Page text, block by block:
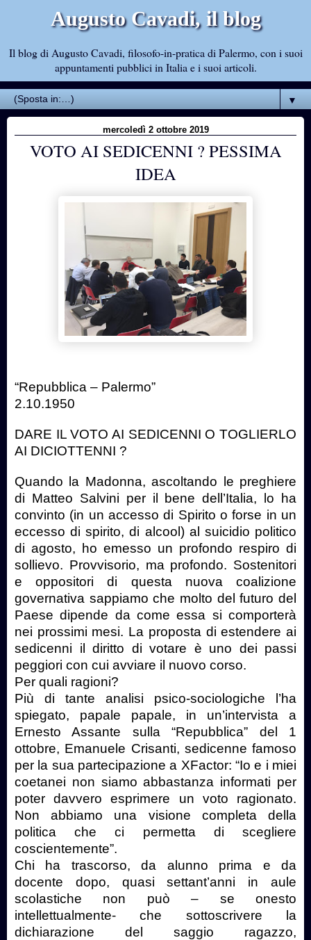
Augusto Cavadi, il blog
Il blog di Augusto Cavadi, filosofo-in-pratica di Palermo, con i suoi
appuntamenti pubblici in Italia e i suoi articoli.
▼
mercoledì 2 ottobre 2019
VOTO AI SEDICENNI ? PESSIMA
IDEA
“Repubblica – Palermo”
2.10.1950
DARE IL VOTO AI SEDICENNI O TOGLIERLO
AI DICIOTTENNI ?
Quando la Madonna, ascoltando le preghiere
di Matteo Salvini per il bene dell’Italia, lo ha
convinto (in un accesso di Spirito o forse in un
eccesso di spirito, di alcool) al suicidio politico
di agosto, ho emesso un profondo respiro di
sollievo. Provvisorio, ma profondo. Sostenitori
e oppositori di questa nuova coalizione
governativa sappiamo che molto del futuro del
Paese dipende da come essa si comporterà
nei prossimi mesi. La proposta di estendere ai
sedicenni il diritto di votare è uno dei passi
peggiori con cui avviare il nuovo corso.
Per quali ragioni?
Più di tante analisi psico-sociologiche l’ha
spiegato, papale papale, in un’intervista a
Ernesto Assante sulla “Repubblica” del 1
ottobre, Emanuele Crisanti, sedicenne famoso
per la sua partecipazione a XFactor: “Io e i miei
coetanei non siamo abbastanza informati per
poter davvero esprimere un voto ragionato.
Non abbiamo una visione completa della
politica che ci permetta di scegliere
coscientemente”.
Chi ha trascorso, da alunno prima e da
docente dopo, quasi settant’anni in aule
scolastiche non può – se onesto
intellettualmente- che sottoscrivere la
dichiarazione del saggio ragazzo,